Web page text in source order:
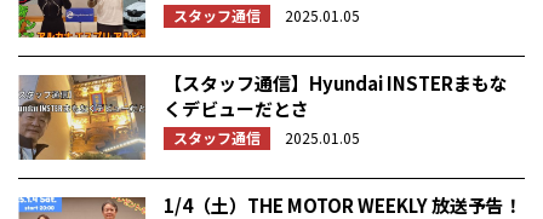
スタッフ通信 2025.01.05
【スタッフ通信】Hyundai INSTERまもな
くデビューだとさ
スタッフ通信 2025.01.05
1/4（土）THE MOTOR WEEKLY 放送予告！